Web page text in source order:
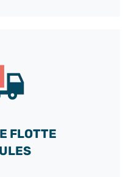
FLOTTE
de notre boîte
!